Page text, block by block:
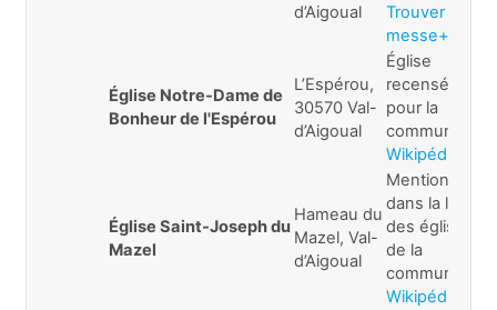
d’Aigoual
Trouver une
messe+1
Église Notre‑Dame de
Bonheur de l'Espérou
L’Espérou,
30570 Val-
d’Aigoual
Église
recensée
pour la
commune
Wikipédia+1
Église Saint‑Joseph du
Mazel
Hameau du
Mazel, Val-
d’Aigoual
Mentionnée
dans la liste
des églises
de la
commune
Wikipédia+1